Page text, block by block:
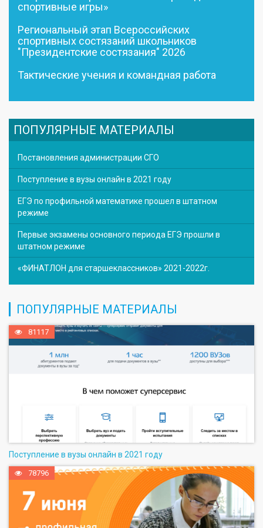
спортивные игры»
Региональный этап Всероссийских
спортивных состязаний школьников
"Президентские состязания" 2026
Тактические учения и командная работа
ПОПУЛЯРНЫЕ МАТЕРИАЛЫ
Постановления администрации СГО
Поступление в вузы онлайн в 2021 году
ЕГЭ по профильной математике прошел в штатном
режиме
Первые экзамены основного периода ЕГЭ прошли в
штатном режиме
«ФИНАТЛОН для старшеклассников» 2021-2022г.
ПОПУЛЯРНЫЕ МАТЕРИАЛЫ
81117
Поступление в вузы онлайн в 2021 году
78796